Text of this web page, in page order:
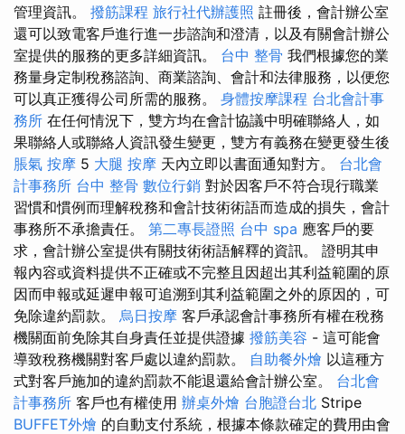
管理資訊。 撥筋課程 旅行社代辦護照 註冊後，會計辦公室
還可以致電客戶進行進一步諮詢和澄清，以及有關會計辦公
室提供的服務的更多詳細資訊。 台中 整骨 我們根據您的業
務量身定制稅務諮詢、商業諮詢、會計和法律服務，以便您
可以真正獲得公司所需的服務。 身體按摩課程 台北會計事
務所 在任何情況下，雙方均在會計協議中明確聯絡人，如
果聯絡人或聯絡人資訊發生變更，雙方有義務在變更發生後
脹氣 按摩 5 大腿 按摩 天內立即以書面通知對方。 台北會
計事務所 台中 整骨 數位行銷 對於因客戶不符合現行職業
習慣和慣例而理解稅務和會計技術術語而造成的損失，會計
事務所不承擔責任。 第二專長證照 台中 spa 應客戶的要
求，會計辦公室提供有關技術術語解釋的資訊。 證明其申
報內容或資料提供不正確或不完整且因超出其利益範圍的原
因而申報或延遲申報可追溯到其利益範圍之外的原因的，可
免除違約罰款。 烏日按摩 客戶承認會計事務所有權在稅務
機關面前免除其自身責任並提供證據 撥筋美容 - 這可能會
導致稅務機關對客戶處以違約罰款。 自助餐外燴 以這種方
式對客戶施加的違約罰款不能退還給會計辦公室。 台北會
計事務所 客戶也有權使用 辦桌外燴 台胞證台北 Stripe
BUFFET外燴 的自動支付系統，根據本條款確定的費用由會